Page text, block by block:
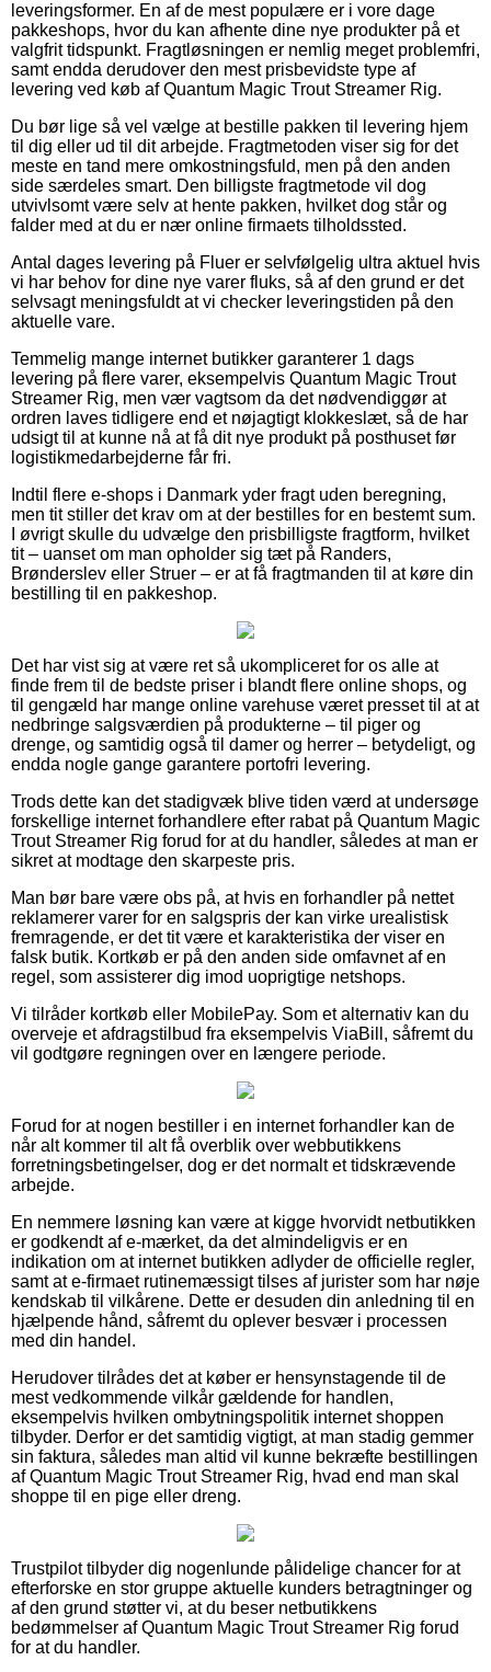
leveringsformer. En af de mest populære er i vore dage
pakkeshops, hvor du kan afhente dine nye produkter på et
valgfrit tidspunkt. Fragtløsningen er nemlig meget problemfri,
samt endda derudover den mest prisbevidste type af
levering ved køb af Quantum Magic Trout Streamer Rig.
Du bør lige så vel vælge at bestille pakken til levering hjem
til dig eller ud til dit arbejde. Fragtmetoden viser sig for det
meste en tand mere omkostningsfuld, men på den anden
side særdeles smart. Den billigste fragtmetode vil dog
utvivlsomt være selv at hente pakken, hvilket dog står og
falder med at du er nær online firmaets tilholdssted.
Antal dages levering på Fluer er selvfølgelig ultra aktuel hvis
vi har behov for dine nye varer fluks, så af den grund er det
selvsagt meningsfuldt at vi checker leveringstiden på den
aktuelle vare.
Temmelig mange internet butikker garanterer 1 dags
levering på flere varer, eksempelvis Quantum Magic Trout
Streamer Rig, men vær vagtsom da det nødvendiggør at
ordren laves tidligere end et nøjagtigt klokkeslæt, så de har
udsigt til at kunne nå at få dit nye produkt på posthuset før
logistikmedarbejderne får fri.
Indtil flere e-shops i Danmark yder fragt uden beregning,
men tit stiller det krav om at der bestilles for en bestemt sum.
I øvrigt skulle du udvælge den prisbilligste fragtform, hvilket
tit – uanset om man opholder sig tæt på Randers,
Brønderslev eller Struer – er at få fragtmanden til at køre din
bestilling til en pakkeshop.
Det har vist sig at være ret så ukompliceret for os alle at
finde frem til de bedste priser i blandt flere online shops, og
til gengæld har mange online varehuse været presset til at at
nedbringe salgsværdien på produkterne – til piger og
drenge, og samtidig også til damer og herrer – betydeligt, og
endda nogle gange garantere portofri levering.
Trods dette kan det stadigvæk blive tiden værd at undersøge
forskellige internet forhandlere efter rabat på Quantum Magic
Trout Streamer Rig forud for at du handler, således at man er
sikret at modtage den skarpeste pris.
Man bør bare være obs på, at hvis en forhandler på nettet
reklamerer varer for en salgspris der kan virke urealistisk
fremragende, er det tit være et karakteristika der viser en
falsk butik. Kortkøb er på den anden side omfavnet af en
regel, som assisterer dig imod uoprigtige netshops.
Vi tilråder kortkøb eller MobilePay. Som et alternativ kan du
overveje et afdragstilbud fra eksempelvis ViaBill, såfremt du
vil godtgøre regningen over en længere periode.
Forud for at nogen bestiller i en internet forhandler kan de
når alt kommer til alt få overblik over webbutikkens
forretningsbetingelser, dog er det normalt et tidskrævende
arbejde.
En nemmere løsning kan være at kigge hvorvidt netbutikken
er godkendt af e-mærket, da det almindeligvis er en
indikation om at internet butikken adlyder de officielle regler,
samt at e-firmaet rutinemæssigt tilses af jurister som har nøje
kendskab til vilkårene. Dette er desuden din anledning til en
hjælpende hånd, såfremt du oplever besvær i processen
med din handel.
Herudover tilrådes det at køber er hensynstagende til de
mest vedkommende vilkår gældende for handlen,
eksempelvis hvilken ombytningspolitik internet shoppen
tilbyder. Derfor er det samtidig vigtigt, at man stadig gemmer
sin faktura, således man altid vil kunne bekræfte bestillingen
af Quantum Magic Trout Streamer Rig, hvad end man skal
shoppe til en pige eller dreng.
Trustpilot tilbyder dig nogenlunde pålidelige chancer for at
efterforske en stor gruppe aktuelle kunders betragtninger og
af den grund støtter vi, at du beser netbutikkens
bedømmelser af Quantum Magic Trout Streamer Rig forud
for at du handler.